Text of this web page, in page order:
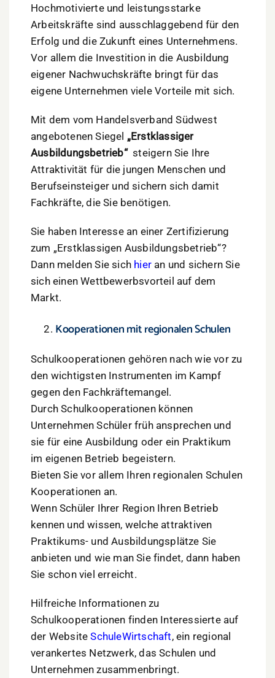
Hochmotivierte und leistungsstarke
Arbeitskräfte sind ausschlaggebend für den
Erfolg und die Zukunft eines Unternehmens.
Vor allem die Investition in die Ausbildung
eigener Nachwuchskräfte bringt für das
eigene Unternehmen viele Vorteile mit sich.
Mit dem vom Handelsverband Südwest
angebotenen Siegel „Erstklassiger
Ausbildungsbetrieb“steigern Sie Ihre
Attraktivität für die jungen Menschen und
Berufseinsteiger und sichern sich damit
Fachkräfte, die Sie benötigen.
Sie haben Interesse an einer Zertifizierung
zum „Erstklassigen Ausbildungsbetrieb“?
Dann melden Sie sich hier an und sichern Sie
sich einen Wettbewerbsvorteil auf dem
Markt.
Kooperationen mit regionalen Schulen
Schulkooperationen gehören nach wie vor zu
den wichtigsten Instrumenten im Kampf
gegen den Fachkräftemangel.
Durch Schulkooperationen können
Unternehmen Schüler früh ansprechen und
sie für eine Ausbildung oder ein Praktikum
im eigenen Betrieb begeistern.
Bieten Sie vor allem Ihren regionalen Schulen
Kooperationen an.
Wenn Schüler Ihrer Region Ihren Betrieb
kennen und wissen, welche attraktiven
Praktikums- und Ausbildungsplätze Sie
anbieten und wie man Sie findet, dann haben
Sie schon viel erreicht.
Hilfreiche Informationen zu
Schulkooperationen finden Interessierte auf
der WebsiteSchuleWirtschaft, ein regional
verankertes Netzwerk, das Schulen und
Unternehmen zusammenbringt.